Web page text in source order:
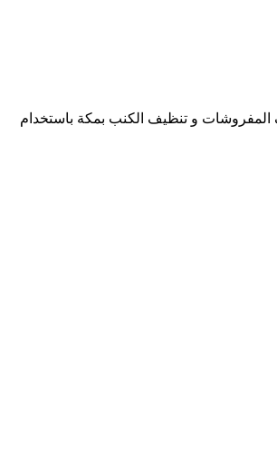
الكنب والمفروشات فلدينا خبرة لأكثر من 27 عاماً في تقديم خدمات تنظيف المفروشات و تنظيف الكنب بمكة باستخدام